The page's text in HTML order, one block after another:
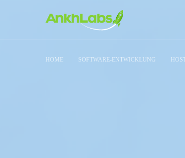
HOME SOFTWARE-ENTWICKLUNG